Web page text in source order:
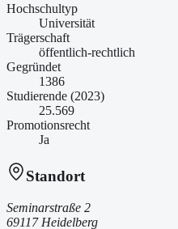
Hochschultyp
Universität
Trägerschaft
öffentlich-rechtlich
Gegründet
1386
Studierende (2023)
25.569
Promotionsrecht
Ja
Standort
Seminarstraße 2
69117 Heidelberg